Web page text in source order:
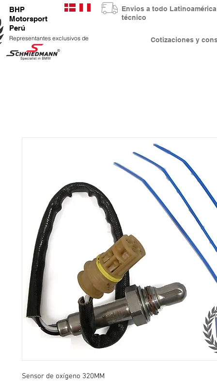
BHP
Motorsport
Perú
Representantes exclusivos de Cotizaciones y
Envios a todo
técnico
Sensor de oxígeno 320MM